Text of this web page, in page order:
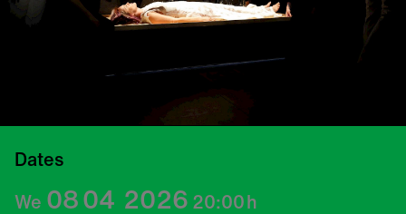
Dates
We 0804 2026 20:00h